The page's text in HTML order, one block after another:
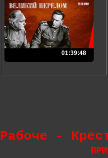
01:39:48
Рабоче -